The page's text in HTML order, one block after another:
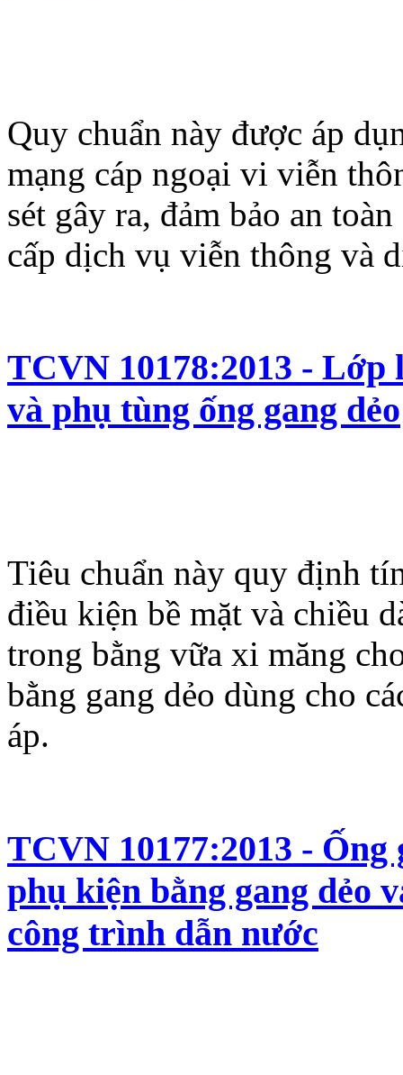
Quy chuẩn này được áp
mạng cáp ngoại vi viễn
sét gây ra, đảm bảo an
cấp dịch vụ viễn thông và
TCVN 10178:2013 - Lớp
và phụ tùng ống gang dẻo
Tiêu chuẩn này quy định
điều kiện bề mặt và chiều
trong bằng vữa xi măng
bằng gang dẻo dùng cho
áp.
TCVN 10177:2013 - Ống
phụ kiện bằng gang dẻo
công trình dẫn nước